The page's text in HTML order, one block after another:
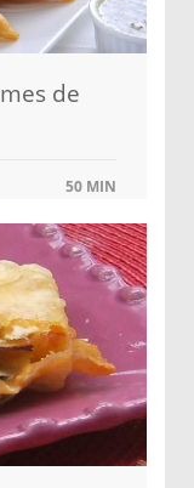
de
50 MIN